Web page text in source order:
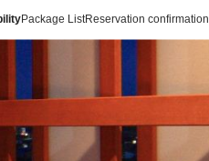
Package ListReservation confirmation